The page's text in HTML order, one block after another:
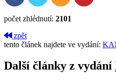
počet zhlédnutí: 2101
zpět
tento článek najdete ve vydání:
Další články z vydání